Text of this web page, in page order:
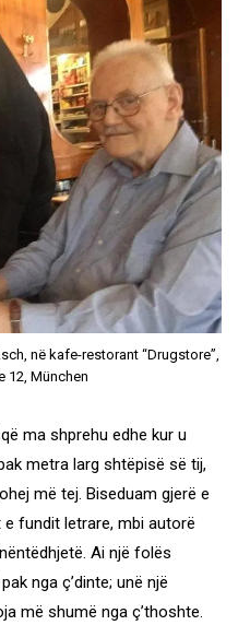
në kafe-restorant “Drugstore”,
12, München
ma shprehu edhe kur u
metra larg shtëpisë së tij,
më tej. Biseduam gjerë e
fundit letrare, mbi autorë
Ai një folës
nga ç’dinte; unë një
më shumë nga ç’thoshte.